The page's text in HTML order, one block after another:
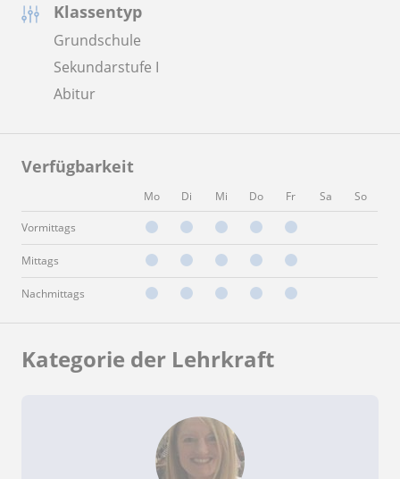
Klassentyp
Grundschule
Sekundarstufe I
Abitur
Verfügbarkeit
Mo Di Mi Do Fr Sa So
Vormittags
Mittags
Nachmittags
Kategorie der Lehrkraft